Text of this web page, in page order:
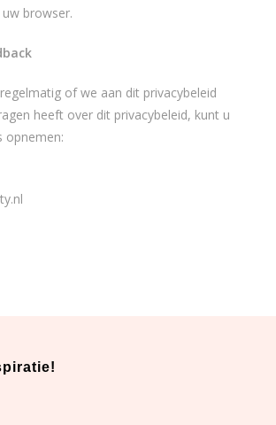
browser.
of we aan dit privacybeleid
heeft over dit privacybeleid, kunt u
opnemen: